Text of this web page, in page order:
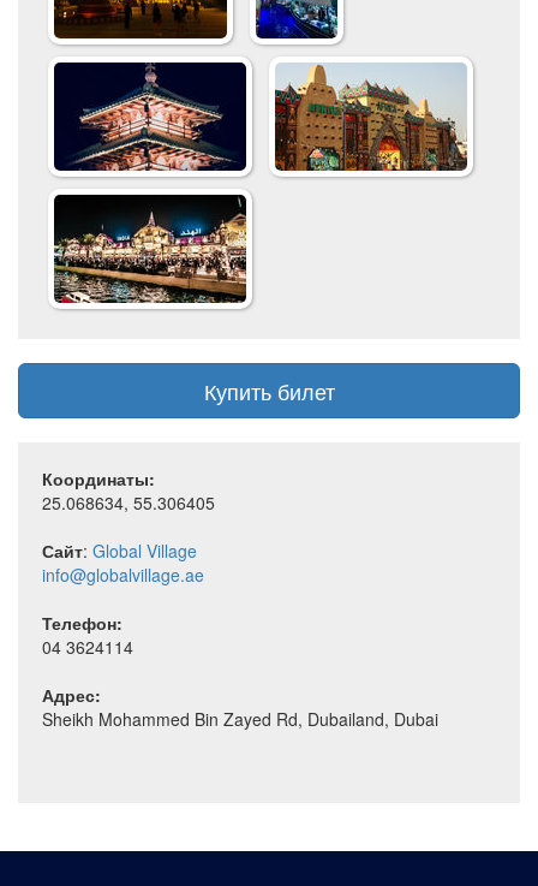
Купить билет
Координаты:
25.068634, 55.306405
Сайт: Global Village
info@globalvillage.ae
Телефон:
04 3624114
Адрес:
Sheikh Mohammed Bin Zayed Rd, Dubailand, Dubai